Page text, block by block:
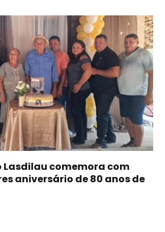
comemora com
aniversário de 80 anos de